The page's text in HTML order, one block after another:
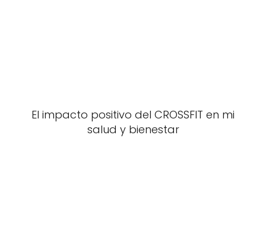
El impacto positivo del CROSSFIT en mi
salud y bienestar